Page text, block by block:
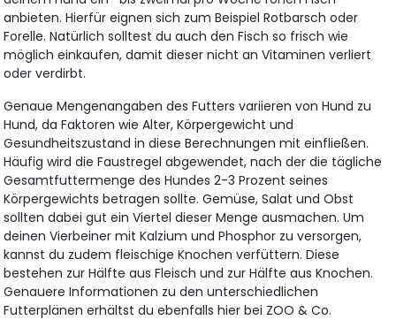
anbieten. Hierfür eignen sich zum Beispiel Rotbarsch oder
Forelle. Natürlich solltest du auch den Fisch so frisch wie
möglich einkaufen, damit dieser nicht an Vitaminen verliert
oder verdirbt.
Genaue Mengenangaben des Futters variieren von Hund zu
Hund, da Faktoren wie Alter, Körpergewicht und
Gesundheitszustand in diese Berechnungen mit einfließen.
Häufig wird die Faustregel abgewendet, nach der die tägliche
Gesamtfuttermenge des Hundes 2-3 Prozent seines
Körpergewichts betragen sollte. Gemüse, Salat und Obst
sollten dabei gut ein Viertel dieser Menge ausmachen. Um
deinen Vierbeiner mit Kalzium und Phosphor zu versorgen,
kannst du zudem fleischige Knochen verfüttern. Diese
bestehen zur Hälfte aus Fleisch und zur Hälfte aus Knochen.
Genauere Informationen zu den unterschiedlichen
Futterplänen erhältst du ebenfalls hier bei ZOO & Co.